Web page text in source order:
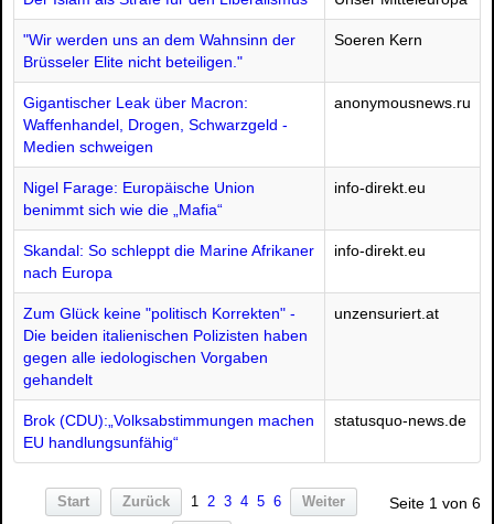
"Wir werden uns an dem Wahnsinn der
Brüsseler Elite nicht beteiligen."
Soeren Kern
Gigantischer Leak über Macron:
Waffenhandel, Drogen, Schwarzgeld -
Medien schweigen
anonymousnews.ru
Nigel Farage: Europäische Union
benimmt sich wie die „Mafia“
info-direkt.eu
Skandal: So schleppt die Marine Afrikaner
nach Europa
info-direkt.eu
Zum Glück keine "politisch Korrekten" -
Die beiden italienischen Polizisten haben
gegen alle iedologischen Vorgaben
gehandelt
unzensuriert.at
Brok (CDU):„Volksabstimmungen machen
EU handlungsunfähig“
statusquo-news.de
Seite 1 von 6
Start Zurück 1 2 3 4 5 6 Weiter